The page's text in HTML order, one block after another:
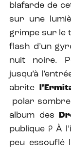
blafarde de
sur une
grimpe sur le
flash d’un
nuit noire.
jusqu’à
abrite
polar
album des
publique ? À
peu essouflé